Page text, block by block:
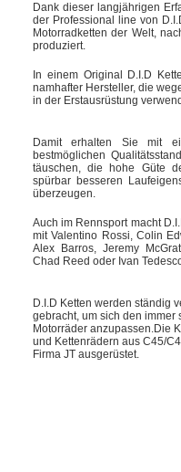
Dank dieser langjährigen
der Professional line von
Motorradketten der Welt,
produziert.
In einem Original D.I.D
namhafter Hersteller, die
in der Erstausrüstung
Damit erhalten Sie mit
bestmöglichen
täuschen, die hohe Güte
spürbar besseren
überzeugen.
Auch im Rennsport macht
mit Valentino Rossi, Colin
Alex Barros, Jeremy
Chad Reed oder Ivan
D.I.D Ketten werden ständig
gebracht, um sich den
Motorräder anzupassen.Die
und Kettenrädern aus C45/
Firma JT ausgerüstet.